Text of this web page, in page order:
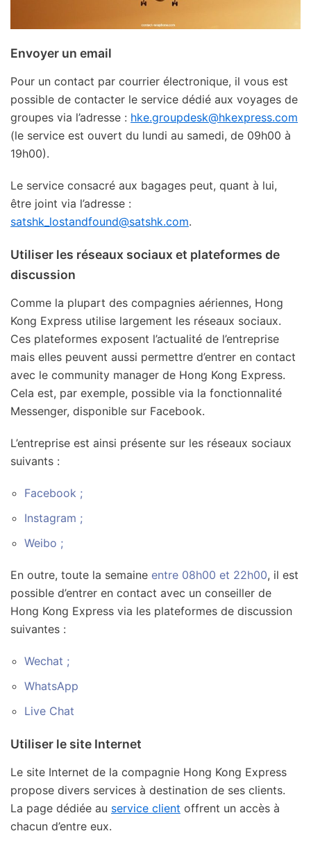
Envoyer un email
Pour un contact par courrier électronique, il vous est
possible de contacter le service dédié aux voyages de
groupes via l’adresse : hke.groupdesk@hkexpress.com
(le service est ouvert du lundi au samedi, de 09h00 à
19h00).
Le service consacré aux bagages peut, quant à lui,
être joint via l’adresse :
satshk_lostandfound@satshk.com.
Utiliser les réseaux sociaux et plateformes de
discussion
Comme la plupart des compagnies aériennes, Hong
Kong Express utilise largement les réseaux sociaux.
Ces plateformes exposent l’actualité de l’entreprise
mais elles peuvent aussi permettre d’entrer en contact
avec le community manager de Hong Kong Express.
Cela est, par exemple, possible via la fonctionnalité
Messenger, disponible sur Facebook.
L’entreprise est ainsi présente sur les réseaux sociaux
suivants :
Facebook ;
Instagram ;
Weibo ;
En outre, toute la semaine entre 08h00 et 22h00, il est
possible d’entrer en contact avec un conseiller de
Hong Kong Express via les plateformes de discussion
suivantes :
Wechat ;
WhatsApp
Live Chat
Utiliser le site Internet
Le site Internet de la compagnie Hong Kong Express
propose divers services à destination de ses clients.
La page dédiée au service client offrent un accès à
chacun d’entre eux.